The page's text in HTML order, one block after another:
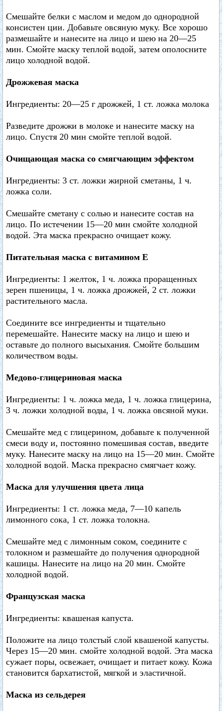
Смешайте белки с маслом и медом до однородной
консистен ции. Добавьте овсяную муку. Все хорошо
размешайте и нанесите на лицо и шею на 20—25
мин. Смойте маску теплой водой, затем ополосните
лицо холодной водой.
Дрожжевая маска
Ингредиенты: 20—25 г дрожжей, 1 ст. ложка молока
Разведите дрожжи в молоке и нанесите маску на
лицо. Спустя 20 мин смойте теплой водой.
Очищающая маска со смягчающим эффектом
Ингредиенты: 3 ст. ложки жирной сметаны, 1 ч.
ложка соли.
Смешайте сметану с солью и нанесите состав на
лицо. По истечении 15—20 мин смойте холодной
водой. Эта маска прекрасно очищает кожу.
Питательная маска с витамином Е
Ингредиенты: 1 желток, 1 ч. ложка проращенных
зерен пшеницы, 1 ч. ложка дрожжей, 2 ст. ложки
растительного масла.
Соедините все ингредиенты и тщательно
перемешайте. Нанесите маску на лицо и шею и
оставьте до полного высыхания. Смойте большим
количеством воды.
Медово-глицериновая маска
Ингредиенты: 1 ч. ложка меда, 1 ч. ложка глицерина,
3 ч. ложки холодной воды, 1 ч. ложка овсяной муки.
Смешайте мед с глицерином, добавьте к полученной
смеси воду и, постоянно помешивая состав, введите
муку. Нанесите маску на лицо на 15—20 мин. Смойте
холодной водой. Маска прекрасно смягчает кожу.
Маска для улучшения цвета лица
Ингредиенты: 1 ст. ложка меда, 7—10 капель
лимонного сока, 1 ст. ложка толокна.
Смешайте мед с лимонным соком, соедините с
толокном и размешайте до получения однородной
кашицы. Нанесите на лицо на 20 мин. Смойте
холодной водой.
Французская маска
Ингредиенты: квашеная капуста.
Положите на лицо толстый слой квашеной капусты.
Через 15—20 мин. смойте холодной водой. Эта маска
сужает поры, освежает, очищает и питает кожу. Кожа
становится бархатистой, мягкой и эластичной.
Маска из сельдерея